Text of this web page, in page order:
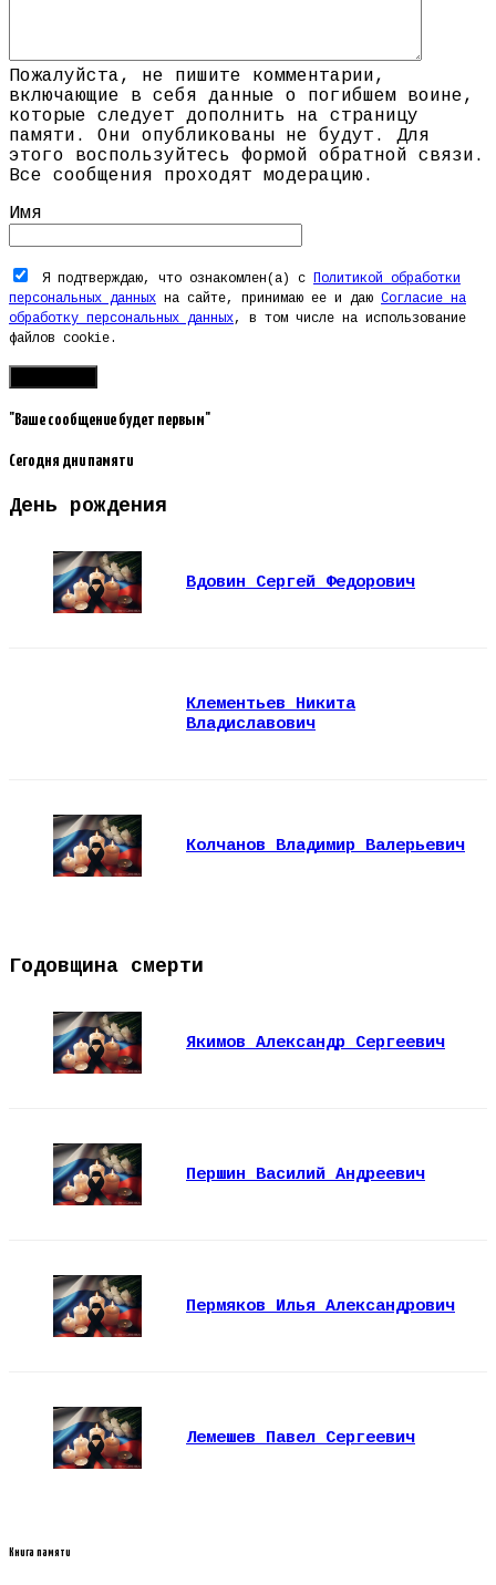
Пожалуйста, не пишите комментарии,
включающие в себя данные о погибшем воине,
которые следует дополнить на страницу
памяти. Они опубликованы не будут. Для
этого воспользуйтесь формой обратной связи.
Все сообщения проходят модерацию.
Имя
Я подтверждаю, что ознакомлен(а) с
Политикой обработки
персональных данных на сайте, принимаю ее и даю Согласие на
обработку персональных данных, в том числе на использование
файлов cookie.
"Ваше сообщение будет первым"
Сегодня дни памяти
День рождения
Вдовин Сергей Федорович
Клементьев Никита
Владиславович
Колчанов Владимир Валерьевич
Годовщина смерти
Якимов Александр Сергеевич
Першин Василий Андреевич
Пермяков Илья Александрович
Лемешев Павел Сергеевич
Книга памяти